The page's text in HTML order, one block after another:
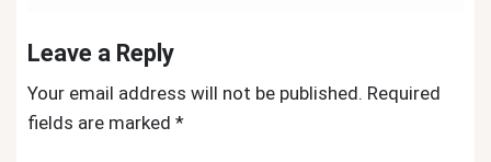
Leave a Reply
Your email address will not be published. Required
fields are marked *